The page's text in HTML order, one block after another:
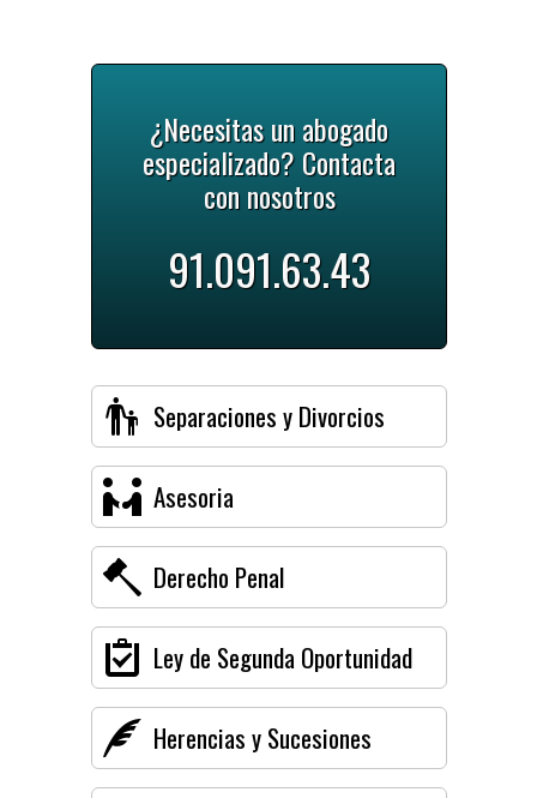
¿Necesitas un abogado
especializado? Contacta
con nosotros
91.091.63.43
Separaciones y Divorcios
Asesoria
Derecho Penal
Ley de Segunda Oportunidad
Herencias y Sucesiones